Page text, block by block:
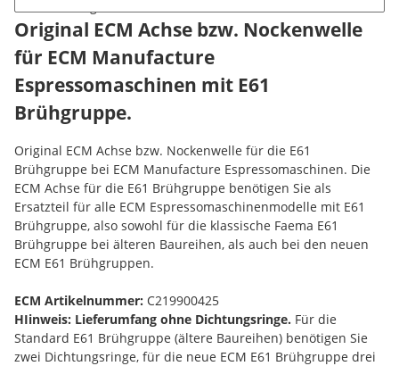
Beschreibung
Original ECM Achse bzw. Nockenwelle
für ECM Manufacture
Espressomaschinen mit E61
Brühgruppe.
Original ECM Achse bzw. Nockenwelle für die E61
Brühgruppe bei ECM Manufacture Espressomaschinen. Die
ECM Achse für die E61 Brühgruppe benötigen Sie als
Ersatzteil für alle ECM Espressomaschinenmodelle mit E61
Brühgruppe, also sowohl für die klassische Faema E61
Brühgruppe bei älteren Baureihen, als auch bei den neuen
ECM E61 Brühgruppen.
ECM Artikelnummer: C219900425
HIinweis: Lieferumfang ohne Dichtungsringe. Für die
Standard E61 Brühgruppe (ältere Baureihen) benötigen Sie
zwei Dichtungsringe, für die neue ECM E61 Brühgruppe drei